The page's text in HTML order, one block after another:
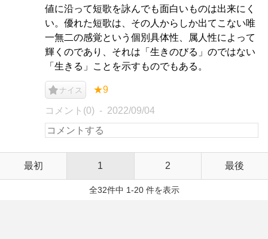
値に沿って短歌を詠んでも面白いものは出来にく
い。優れた短歌は、その人からしか出てこない唯
一無二の感覚という個別具体性、属人性によって
輝くのであり、それは「生きのびる」のではない
「生きる」ことを示すものでもある。
ナイス ★9
コメント(0) 2022/09/04
最初 1 2 最後
全32件中 1-20 件を表示